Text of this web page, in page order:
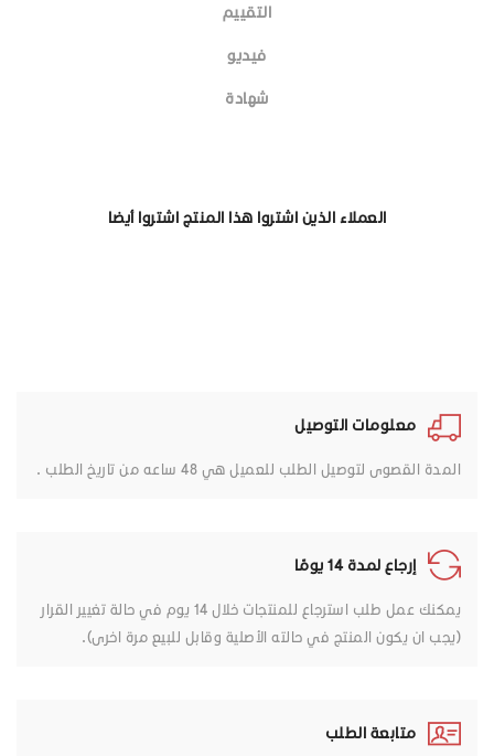
التقييم
فيديو
شهادة
العملاء الذين اشتروا هذا المنتج اشتروا أيضا
معلومات التوصيل
المدة القصوى لتوصيل الطلب للعميل هي 48 ساعه من تاريخ الطلب .
إرجاع لمدة 14 يومًا
يمكنك عمل طلب استرجاع للمنتجات خلال 14 يوم في حالة تغيير القرار
(يجب ان يكون المنتج في حالته الأصلية وقابل للبيع مرة اخرى).
متابعة الطلب